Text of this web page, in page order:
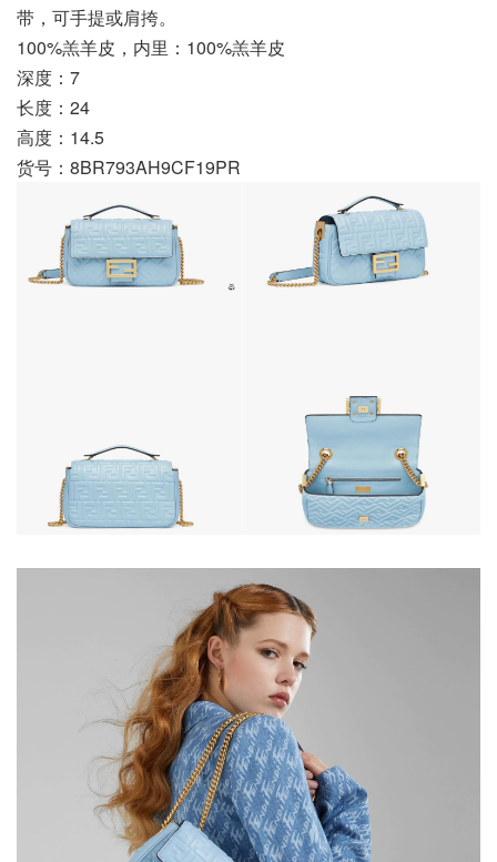
带，可手提或肩挎。
100%羔羊皮，内里：100%羔羊皮
深度：7
长度：24
高度：14.5
货号：8BR793AH9CF19PR